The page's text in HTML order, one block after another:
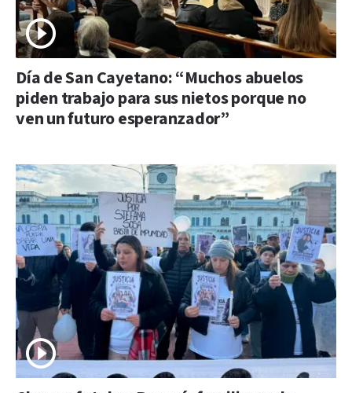
Día de San Cayetano: “Muchos abuelos
piden trabajo para sus nietos porque no
ven un futuro esperanzador”